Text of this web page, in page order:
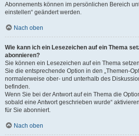
Abonnements können im persönlichen Bereich
einstellen“ geändert werden.
Nach oben
Wie kann ich ein Lesezeichen auf ein Thema
abonnieren?
Sie können ein Lesezeichen auf ein Thema
Sie die entsprechende Option in den „Themen-
normalerweise ober- und unterhalb des
befinden.
Wenn Sie bei der Antwort auf ein Thema die
sobald eine Antwort geschrieben wurde“
für Sie abonniert.
Nach oben